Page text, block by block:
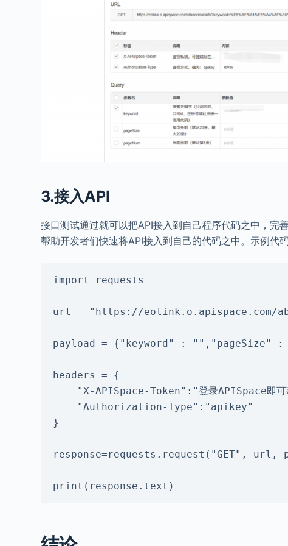
3.接入API
接口测试通过就可以把API接入到自己程序代码之中，
帮助开发者们快速将API接入到自己的代码之中。示例代
import requests
url = "https://eolink.o.apispace.com/
payload = {"keyword" : "","pageSize"
headers = {
}
response=requests.request("GET", url,
print(response.text)